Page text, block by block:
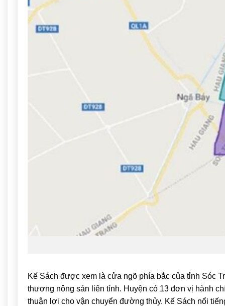
Kế Sách được xem là cửa ngõ phía bắc của tỉnh Sóc
thương nông sản liên tỉnh. Huyện có 13 đơn vị hành
thuận lợi cho vận chuyển đường thủy. Kế Sách nổi